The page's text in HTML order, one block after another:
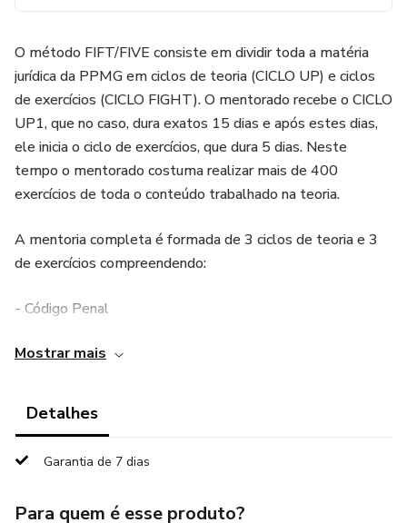
O método FIFT/FIVE consiste em dividir toda a matéria
jurídica da PPMG em ciclos de teoria (CICLO UP) e ciclos
de exercícios (CICLO FIGHT). O mentorado recebe o CICLO
UP1, que no caso, dura exatos 15 dias e após estes dias,
ele inicia o ciclo de exercícios, que dura 5 dias. Neste
tempo o mentorado costuma realizar mais de 400
exercícios de toda o conteúdo trabalhado na teoria.
A mentoria completa é formada de 3 ciclos de teoria e 3
de exercícios compreendendo:
- Código Penal
- Constituição Federal de 1988
artigo por artigo, inciso por inciso, material que até
Mostrar mais
Detalhes
Garantia de 7 dias
Para quem é esse produto?